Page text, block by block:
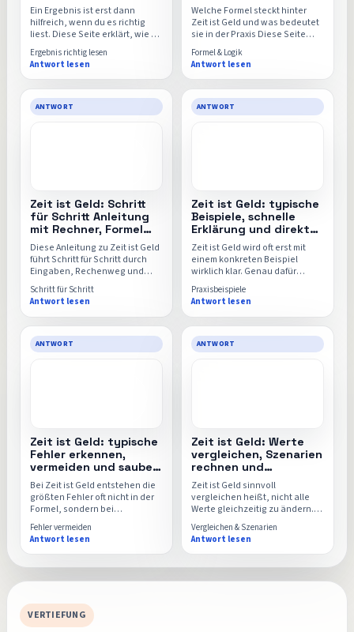
einordnen
Ein Ergebnis ist erst dann
hilfreich, wenn du es richtig
liest. Diese Seite erklärt, wie du
Zeit ist Geld einordnest,
welche Vergleiche sinnvoll sind
und wo Nutzer Zahlen häufig
überinterpretieren.
Ergebnis richtig lesen
Antwort lesen
mit Rechner
Welche Formel steckt hinter
Zeit ist Geld und was bedeutet
sie in der Praxis Diese Seite
erklärt die Rechenlogik, die
wichtigsten Einflussfaktoren
und warum schon kleine
Änderungen an einzelnen
Werten das Ergebnis spürbar
verschieben können.
Formel & Logik
Antwort lesen
ANTWORT
Zeit ist Geld: Schritt
für Schritt Anleitung
mit Rechner, Formel
und FAQ
Diese Anleitung zu Zeit ist Geld
führt Schritt für Schritt durch
Eingaben, Rechenweg und
Ergebnisdeutung. Ideal, wenn
du nicht nur schnell rechnen,
sondern Fehler von Anfang an
vermeiden willst.
Schritt für Schritt
Antwort lesen
ANTWORT
Zeit ist Geld: typische
Beispiele, schnelle
Erklärung und direkter
Rechner
Zeit ist Geld wird oft erst mit
einem konkreten Beispiel
wirklich klar. Genau dafür
sammelt diese Seite typische
Alltagssituationen, einfache
Rechenwege und den
passenden Einsatz für den Zeit-
ist-Geld-Rechner.
Praxisbeispiele
Antwort lesen
ANTWORT
Zeit ist Geld: typische
Fehler erkennen,
vermeiden und sauber
rechnen
Bei Zeit ist Geld entstehen die
größten Fehler oft nicht in der
Formel, sondern bei
Ausgangswerten, Einheiten
und Bezugszeiträumen. Diese
Seite zeigt die häufigsten
Stolperstellen und wie du sie
vermeidest.
Fehler vermeiden
Antwort lesen
ANTWORT
Zeit ist Geld: Werte
vergleichen, Szenarien
rechnen und
Ergebnisse einordnen
Zeit ist Geld sinnvoll
vergleichen heißt, nicht alle
Werte gleichzeitig zu ändern.
Diese Seite zeigt, welche
Szenarien wirklich
aussagekräftig sind und wie
der Zeit-ist-Geld-Rechner für
echte Entscheidungen genutzt
wird.
Vergleichen & Szenarien
Antwort lesen
VERTIEFUNG